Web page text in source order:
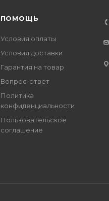
ПОМОЩЬ
Условия оплаты
Условия доставки
Гарантия на товар
Вопрос-ответ
Политика
конфиденциальности
Пользовательское
соглашение